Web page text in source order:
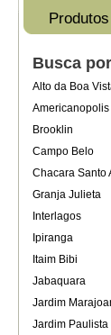
Busca
Alto da Boa
Americanopolis
Brooklin
Campo Belo
Chacara Santo
Granja Julieta
Interlagos
Ipiranga
Itaim Bibi
Jabaquara
Jardim
Jardim Paulista